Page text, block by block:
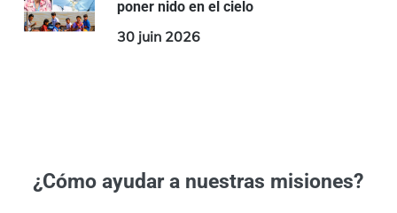
poner nido en el cielo
30 juin 2026
¿Cómo ayudar a nuestras misiones?